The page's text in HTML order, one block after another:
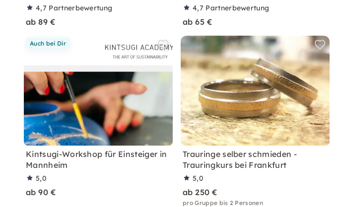
4,7 Partnerbewertung
ab 89 €
4,7 Partnerbewertung
ab 65 €
Auch bei Dir
Kintsugi-Workshop für Einsteiger in
Mannheim
5,0
ab 90 €
Trauringe selber schmieden -
Trauringkurs bei Frankfurt
5,0
ab 250 €
pro Gruppe bis 2 Personen